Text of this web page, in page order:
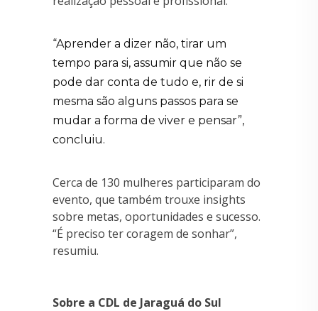
“Aprender a dizer não, tirar um
tempo para si, assumir que não se
pode dar conta de tudo e, rir de si
mesma são alguns passos para se
mudar a forma de viver e pensar”,
concluiu.
Cerca de 130 mulheres participaram do
evento, que também trouxe insights
sobre metas, oportunidades e sucesso.
“É preciso ter coragem de sonhar”,
resumiu.
Sobre a CDL de Jaraguá do Sul